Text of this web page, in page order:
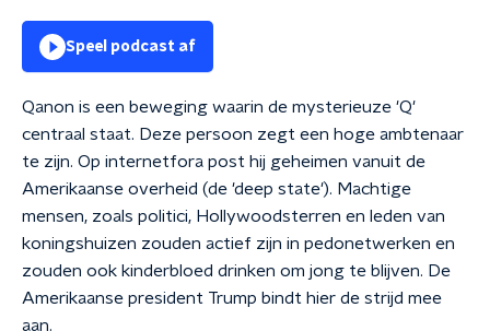
Speel podcast af
Qanon is een beweging waarin de mysterieuze 'Q'
centraal staat. Deze persoon zegt een hoge ambtenaar
te zijn. Op internetfora post hij geheimen vanuit de
Amerikaanse overheid (de 'deep state'). Machtige
mensen, zoals politici, Hollywoodsterren en leden van
koningshuizen zouden actief zijn in pedonetwerken en
zouden ook kinderbloed drinken om jong te blijven. De
Amerikaanse president Trump bindt hier de strijd mee
aan.